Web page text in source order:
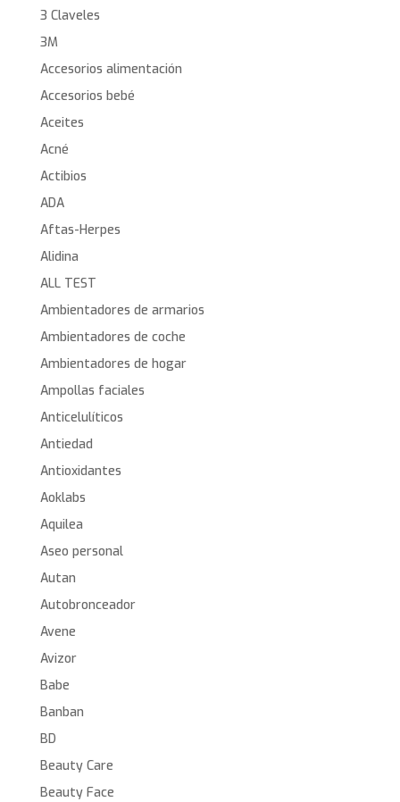
3 Claveles
3M
Accesorios alimentación
Accesorios bebé
Aceites
Acné
Actibios
ADA
Aftas-Herpes
Alidina
ALL TEST
Ambientadores de armarios
Ambientadores de coche
Ambientadores de hogar
Ampollas faciales
Anticelulíticos
Antiedad
Antioxidantes
Aoklabs
Aquilea
Aseo personal
Autan
Autobronceador
Avene
Avizor
Babe
Banban
BD
Beauty Care
Beauty Face